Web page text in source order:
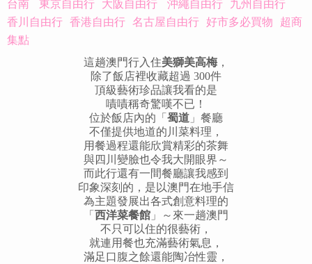
台南
東京自由行 大阪自由行 沖繩自由行 九州自由行
香川自由行 香港自由行 名古屋自由行 好市多必買物 超商
集點
這趟澳門行入住美獅美高梅 ，
除了飯店裡收藏超過 300件
頂級藝術珍品讓我看的是
嘖嘖稱奇驚嘆不已！
位於飯店內的「 蜀道 」餐廳
不僅提供地道的川菜料理，
用餐過程還能欣賞精彩的茶舞
與四川變臉也令我大開眼界～
而此行還有一間餐廳讓我感到
印象深刻的，是以澳門在地手信
為主題發展出各式創意料理的
「 西洋菜餐館 」～來一趟澳門
不只可以住的很藝術，
就連用餐也充滿藝術氣息，
滿足口腹之餘還能陶冶性靈，